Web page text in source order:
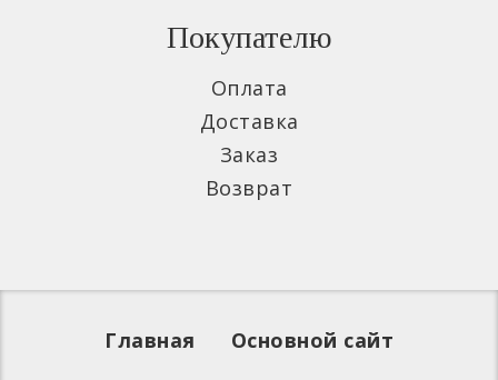
Покупателю
Оплата
Доставка
Заказ
Возврат
Главная Основной сайт